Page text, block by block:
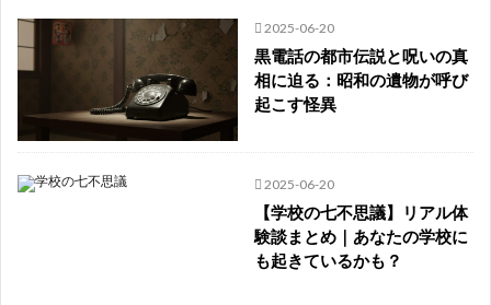
2025-06-20
黒電話の都市伝説と呪いの真
相に迫る：昭和の遺物が呼び
起こす怪異
2025-06-20
【学校の七不思議】リアル体
験談まとめ｜あなたの学校に
も起きているかも？